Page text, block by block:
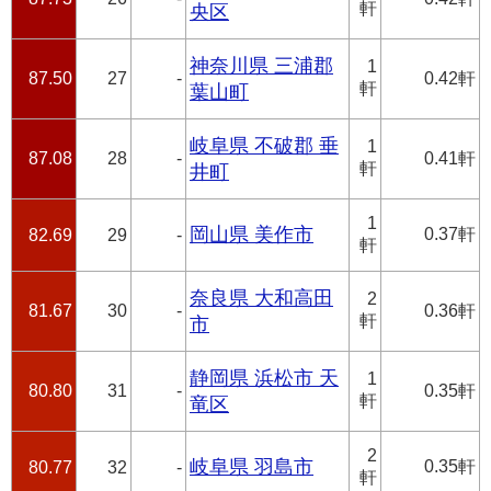
央区 軒
87.50 27 -
神奈川県 三浦郡
葉山町
1
軒
0.42軒
87.08 28 -
岐阜県 不破郡 垂
井町
1
軒
0.41軒
82.69 29 - 岡山県 美作市
1
軒
0.37軒
81.67 30 -
奈良県 大和高田
市
2
軒
0.36軒
80.80 31 -
静岡県 浜松市 天
竜区
1
軒
0.35軒
80.77 32 - 岐阜県 羽島市
2
軒
0.35軒